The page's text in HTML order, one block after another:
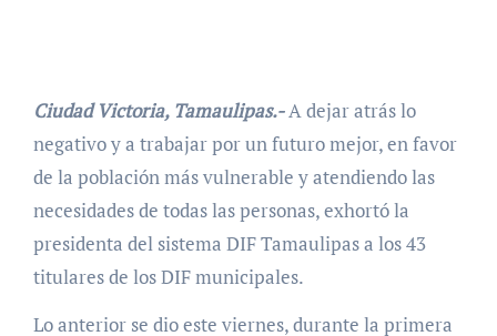
Ciudad Victoria, Tamaulipas.-A dejar atrás lo
negativo y a trabajar por un futuro mejor, en favor
de la población más vulnerable y atendiendo las
necesidades de todas las personas, exhortó la
presidenta del sistema DIF Tamaulipas a los 43
titulares de los DIF municipales.
Lo anterior se dio este viernes, durante la primera